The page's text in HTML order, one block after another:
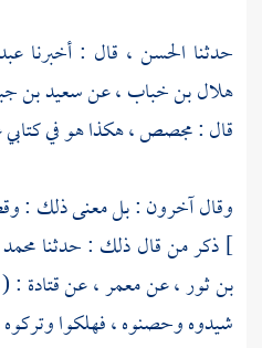
حدثنا الحسن ، قال : أخبرنا
هلال بن خباب، عنسعيد بن
قال : مجصص ، هكذا هو في
وقال آخرون : بل معنى ذلك :
]ذكر من قال ذلك : حدثنا
بن ثور، عنمعمر، عنقتادة : (
شيدوه وحصنوه ، فهلكوا